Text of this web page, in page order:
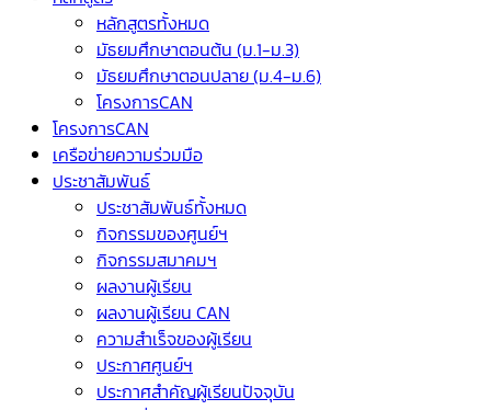
หลักสูตรทั้งหมด
มัธยมศึกษาตอนต้น (ม.1-ม.3)
มัธยมศึกษาตอนปลาย (ม.4-ม.6)
โครงการCAN
โครงการCAN
เครือข่ายความร่วมมือ
ประชาสัมพันธ์
ประชาสัมพันธ์ทั้งหมด
กิจกรรมของศูนย์ฯ
กิจกรรมสมาคมฯ
ผลงานผู้เรียน
ผลงานผู้เรียน CAN
ความสำเร็จของผู้เรียน
ประกาศศูนย์ฯ
ประกาศสำคัญผู้เรียนปัจจุบัน